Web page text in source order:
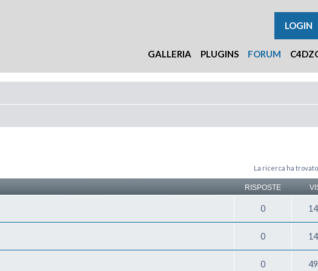
GALLERIA PLUGINS FORUM
LOGIN
La ricerca ha
RISPOSTE
0
0
0